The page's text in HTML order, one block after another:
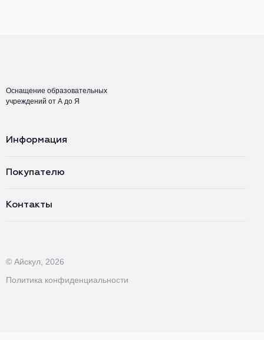
Оснащение образовательных
учреждений от А до Я
Информация
Покупателю
Контакты
© Айскул, 2026
Политика конфиденциальности